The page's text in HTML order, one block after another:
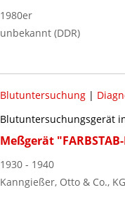
1980er
unbekannt (DDR)
Blutuntersuchung|
Blutuntersuchungsgerät
Meßgerät
1930 - 1940
Kanngießer, Otto & Co.,